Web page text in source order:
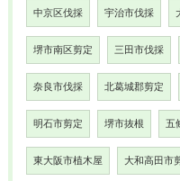
中京区伐採 宇治市伐採
堺市南区剪定 三田市伐採
奈良市伐採 北葛城郡剪定
明石市剪定 堺市抜根 五
東大阪市植木屋 大和高田市